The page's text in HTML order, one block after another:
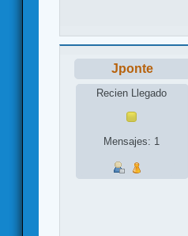
Jponte
Recien Llegado
Mensajes: 1